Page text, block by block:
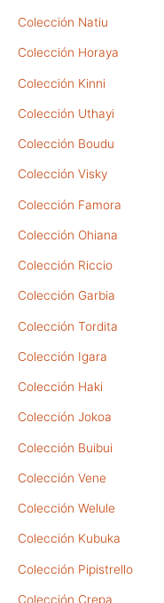
Colección Natiu
Colección Horaya
Colección Kinni
Colección Uthayi
Colección Boudu
Colección Visky
Colección Famora
Colección Ohiana
Colección Riccio
Colección Garbia
Colección Tordita
Colección Igara
Colección Haki
Colección Jokoa
Colección Buibui
Colección Vene
Colección Welule
Colección Kubuka
Colección Pipistrello
Colección Crepa